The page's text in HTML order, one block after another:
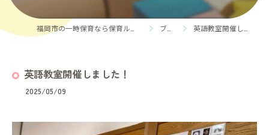
ブログ 英語教室開催しました！
英語教室開催しました！
2025/05/09